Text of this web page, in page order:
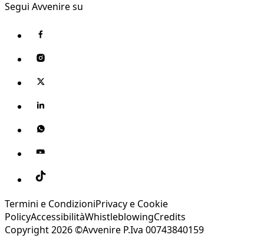
Segui Avvenire su
Termini e CondizioniPrivacy e Cookie
PolicyAccessibilitàWhistleblowingCredits
Copyright 2026 ©Avvenire P.Iva 00743840159